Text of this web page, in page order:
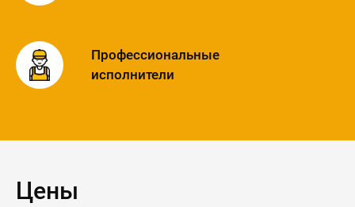
Профессиональные
исполнители
Цены